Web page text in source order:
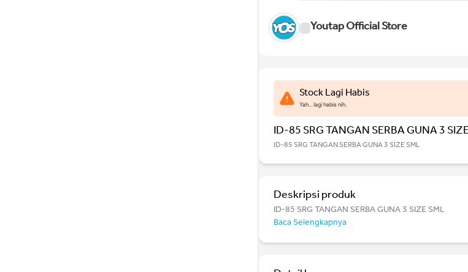
Youtap Official Store
Stock Lagi Habis
Yah.. lagi habis nih.
ID-85 SRG TANGAN SERBA GUNA 3
ID-85 SRG TANGAN SERBA GUNA 3 SIZE SML
Deskripsi produk
ID-85 SRG TANGAN SERBA GUNA 3 SIZE SML
Baca Selengkapnya